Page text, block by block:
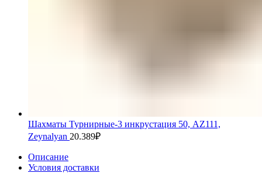
Шахматы Турнирные-3 инкрустация 50, AZ111,
Zeynalyan 20.389₽
Описание
Условия доставки